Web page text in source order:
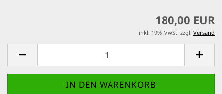
180,00 EUR
inkl. 19% MwSt. zzgl. Versand